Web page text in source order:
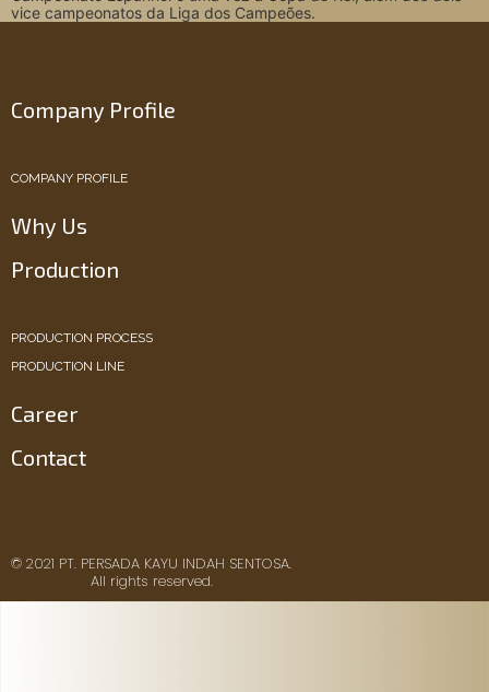
vice campeonatos da Liga dos Campeões.
Company Profile
COMPANY PROFILE
Why Us
Production
PRODUCTION PROCESS
PRODUCTION LINE
Career
Contact
© 2021 PT. PERSADA KAYU INDAH SENTOSA.
All rights reserved.